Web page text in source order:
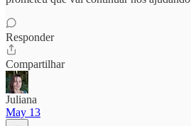
Responder
Compartilhar
Juliana
May 13